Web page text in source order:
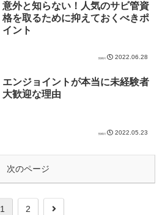
意外と知らない！人気のサビ管資
格を取るために抑えておくべきポ
イント
2022.06.28
エンジョイントが本当に未経験者
大歓迎な理由
2022.05.23
次のページ
1 2